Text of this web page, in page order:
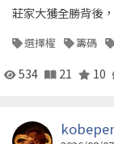
莊家大獲全勝背後
選擇權 籌碼
534 21 10